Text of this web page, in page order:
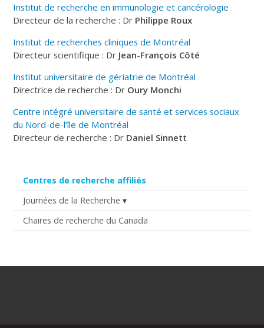
Centres de recherche affiliés
Journées de la Recherche
Chaires de recherche du Canada
Institut de recherche en immunologie et cancérologie
Directeur de la recherche : Dr Philippe Roux
Institut de recherches cliniques de Montréal
Directeur scientifique : Dr Jean-François Côté
Institut universitaire de gériatrie de Montréal
Directrice de recherche : Dr Oury Monchi
Centre intégré universitaire de santé et services sociaux
du Nord-de-l’île de Montréal
Directeur de recherche : Dr Daniel Sinnett